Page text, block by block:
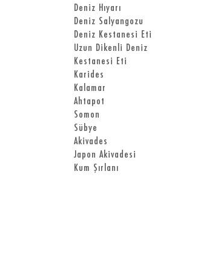
Deniz Hıyarı
Deniz Salyangozu
Deniz Kestanesi Eti
Uzun Dikenli Deniz
Kestanesi Eti
Karides
Kalamar
Ahtapot
Somon
Sübye
Akivades
Japon Akivadesi
Kum Şırlanı